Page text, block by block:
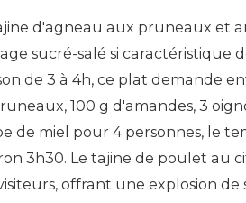
d'agneau aux pruneaux et
sucré-salé si caractéristique
de 3 à 4h, ce plat demande
100 g d'amandes, 3
de miel pour 4 personnes, le
3h30. Le tajine de poulet au
offrant une explosion